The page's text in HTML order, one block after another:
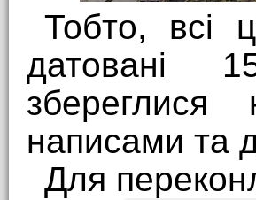
Тобто, всі
датовані
написами та
Для